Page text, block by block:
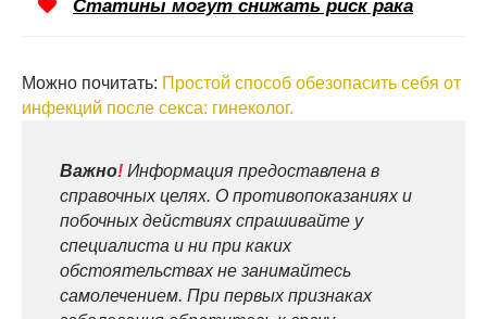
Статины могут снижать риск рака
Можно почитать: Простой способ обезопасить себя от
инфекций после секса: гинеколог.
Важно! Информация предоставлена в
справочных целях. О противопоказаниях и
побочных действиях спрашивайте у
специалиста и ни при каких
обстоятельствах не занимайтесь
самолечением. При первых признаках